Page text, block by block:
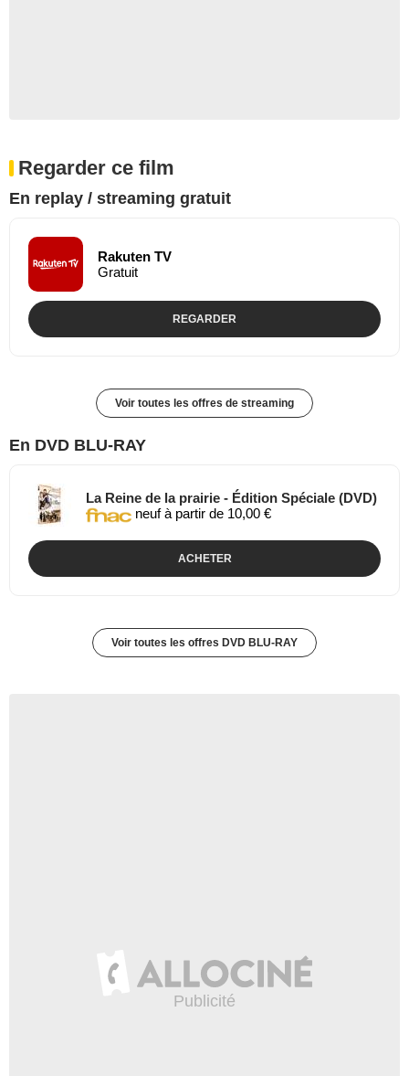
Regarder ce film
En replay / streaming gratuit
Rakuten TV
Gratuit
REGARDER
Voir toutes les offres de streaming
En DVD BLU-RAY
La Reine de la prairie - Édition Spéciale (DVD)
neuf à partir de 10,00 €
ACHETER
Voir toutes les offres DVD BLU-RAY